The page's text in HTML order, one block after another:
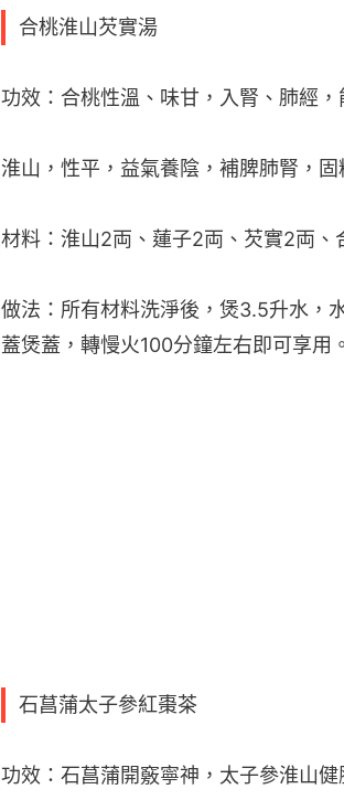
合桃淮山芡實湯
功效：合桃性溫、味甘，入腎、肺經
淮山，性平，益氣養陰，補脾肺腎，固
材料：淮山2両、蓮子2両、芡實2両、
做法：所有材料洗淨後，煲3.5升水，
蓋煲蓋，轉慢火100分鐘左右即可享用。
石菖蒲太子參紅棗茶
功效：石菖蒲開竅寧神，太子參淮山